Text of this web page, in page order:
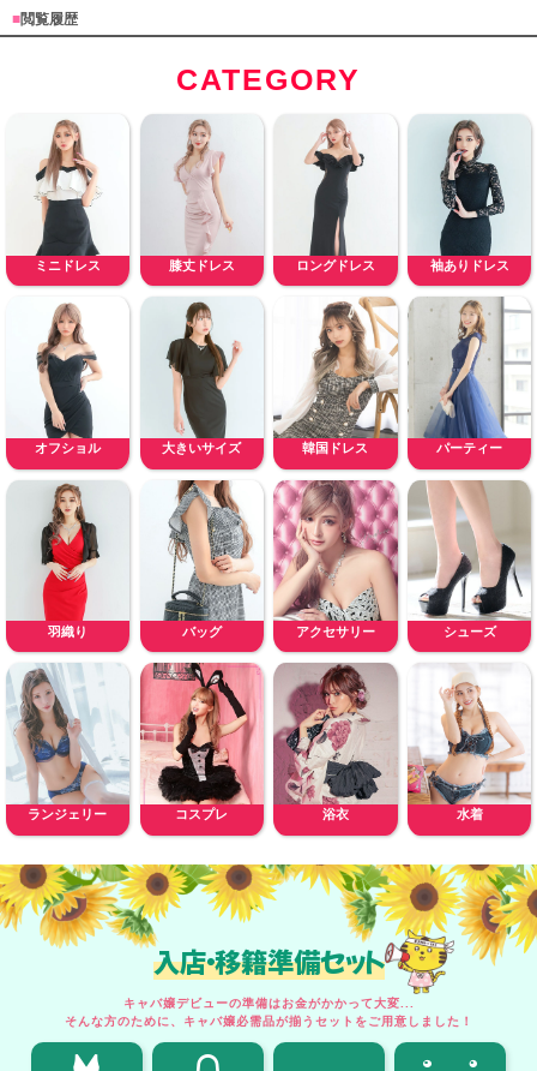
■閲覧履歴
CATEGORY
ミニドレス 膝丈ドレス ロングドレス 袖ありドレス
オフショル 大きいサイズ 韓国ドレス パーティー
羽織り バッグ アクセサリー シューズ
ランジェリー コスプレ 浴衣 水着
入店・移籍準備セット
キャバ嬢デビューの準備はお金がかかって大変...
そんな方のために、キャバ嬢必需品が揃うセットをご用意しました！